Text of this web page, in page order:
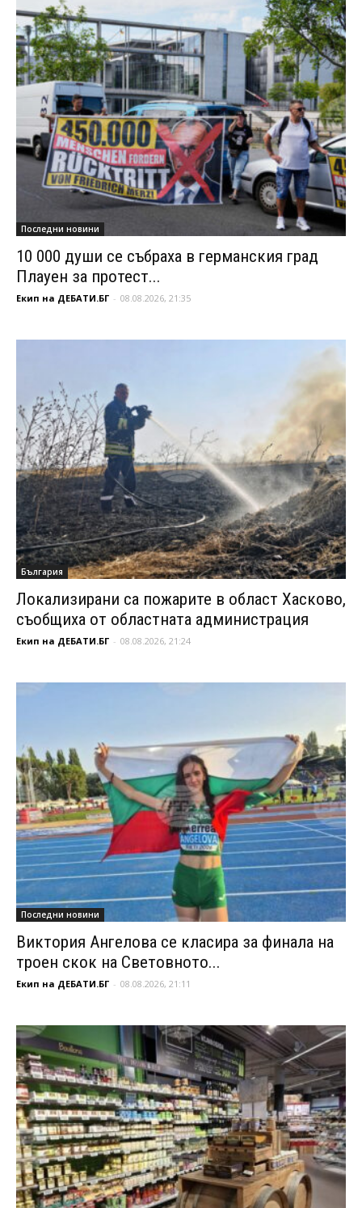
Последни новини
10 000 души се събраха в германския град
Плауен за протест...
Екип на ДЕБАТИ.БГ - 08.08.2026, 21:35
България
Локализирани са пожарите в област Хасково,
съобщиха от областната администрация
Екип на ДЕБАТИ.БГ - 08.08.2026, 21:24
Последни новини
Виктория Ангелова се класира за финала на
троен скок на Световното...
Екип на ДЕБАТИ.БГ - 08.08.2026, 21:11